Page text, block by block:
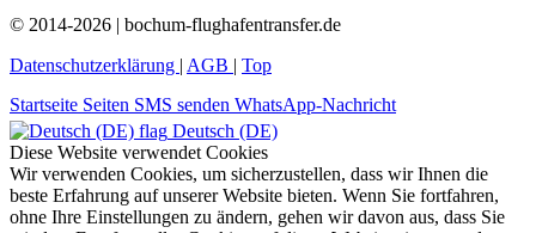
© 2014-2026 | bochum-flughafentransfer.de
Datenschutzerklärung | AGB | Top
Startseite Seiten SMS senden WhatsApp-Nachricht
Deutsch (DE)
Diese Website verwendet Cookies
Wir verwenden Cookies, um sicherzustellen, dass wir Ihnen die
beste Erfahrung auf unserer Website bieten. Wenn Sie fortfahren,
ohne Ihre Einstellungen zu ändern, gehen wir davon aus, dass Sie